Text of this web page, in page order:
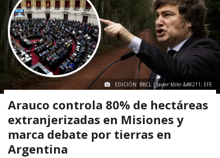
EDICIÓN: BBCL | Javier Milei &#8211; EFE
Arauco controla 80% de hectáreas
extranjerizadas en Misiones y
marca debate por tierras en
Argentina